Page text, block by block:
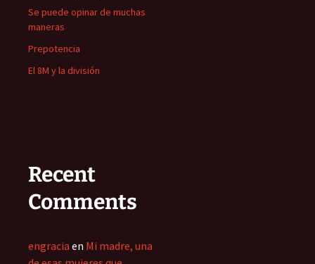
Se puede opinar de muchas
maneras
Prepotencia
El 8M y la división
Recent
Comments
engracia en Mi madre, una